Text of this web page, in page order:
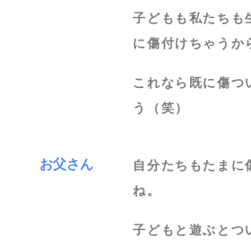
子どもも私たちも
に傷付けちゃうか
これなら既に傷つ
う（笑）
お父さん
自分たちもたまに
ね。
子どもと遊ぶとつ